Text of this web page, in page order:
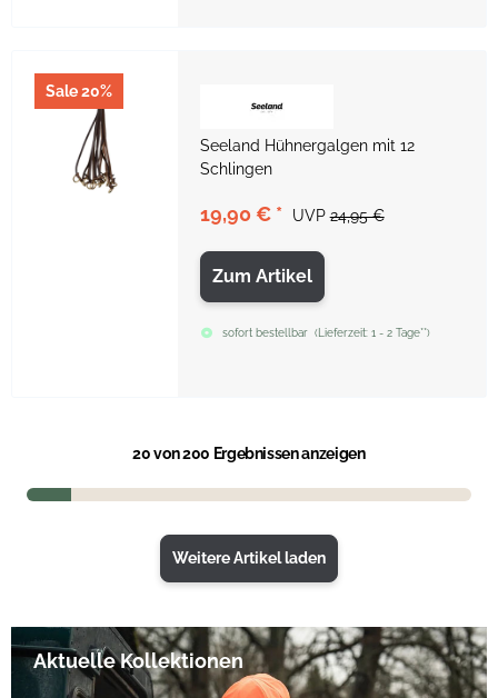
Sale 20%
Seeland Hühnergalgen mit 12
Schlingen
19,90 € * UVP 24,95 €
Zum Artikel
sofort bestellbar ( Lieferzeit:1 - 2 Tage**)
20von 200 Ergebnissen anzeigen
Weitere Artikel laden
Aktuelle Kollektionen